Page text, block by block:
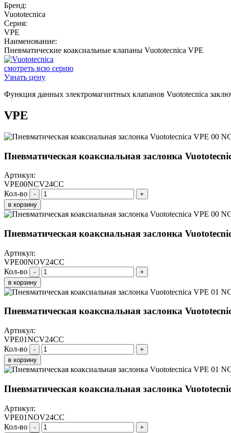
Бренд:
Vuototecnica
Серия:
VPE
Наименование:
Пневматические коаксиальные клапаны Vuototecnica VPE
смотреть всю серию
Узнать цену
Функция данных электромагнитных клапанов Vuototecnica
VPE
Пневматическая коаксиальная заслонка
Артикул:
VPE00NCV24CC
Кол-во
-
+
в корзину
Пневматическая коаксиальная заслонка
Артикул:
VPE00NOV24CC
Кол-во
-
+
в корзину
Пневматическая коаксиальная заслонка
Артикул:
VPE01NCV24CC
Кол-во
-
+
в корзину
Пневматическая коаксиальная заслонка
Артикул:
VPE01NOV24CC
Кол-во
-
+